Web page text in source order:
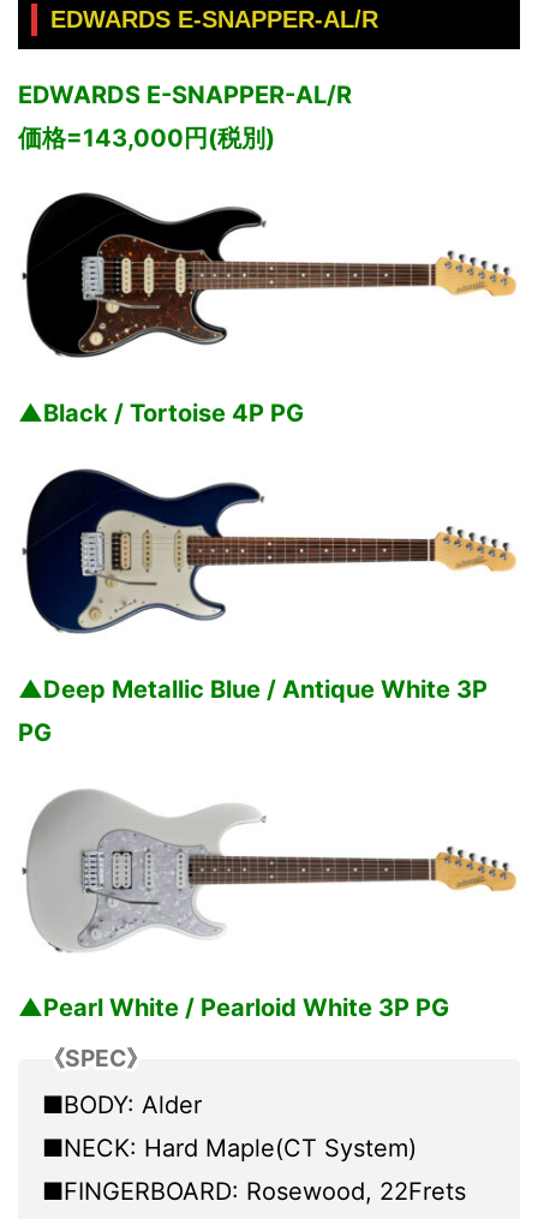
EDWARDS E-SNAPPER-AL/R
EDWARDS E-SNAPPER-AL/R
価格=143,000円(税別)
▲Black / Tortoise 4P PG
▲Deep Metallic Blue / Antique White 3P
PG
▲Pearl White / Pearloid White 3P PG
《SPEC》
■BODY: Alder
■NECK: Hard Maple(CT System)
■FINGERBOARD: Rosewood, 22Frets